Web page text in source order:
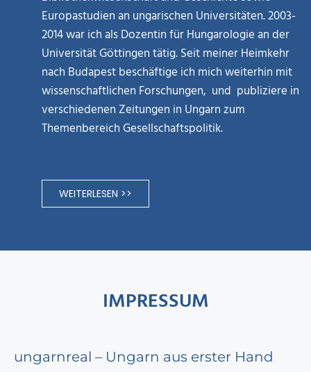
Europastudien an ungarischen Universitäten. 2003-
2014 war ich als Dozentin für Hungarologie an der
Universität Göttingen tätig. Seit meiner Heimkehr
nach Budapest beschäftige ich mich weiterhin mit
wissenschaftlichen Forschungen, und publiziere in
verschiedenen Zeitungen in Ungarn zum
Themenbereich Gesellschaftspolitik.
WEITERLESEN >>
IMPRESSUM
ungarnreal – Ungarn aus erster Hand